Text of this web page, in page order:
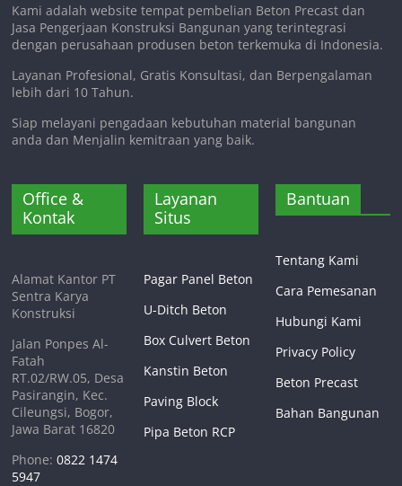
Kami adalah website tempat pembelian Beton Precast dan
Jasa Pengerjaan Konstruksi Bangunan yang terintegrasi
dengan perusahaan produsen beton terkemuka di Indonesia.
Layanan Profesional, Gratis Konsultasi, dan Berpengalaman
lebih dari 10 Tahun.
Siap melayani pengadaan kebutuhan material bangunan
anda dan Menjalin kemitraan yang baik.
Office &
Kontak
Alamat Kantor PT
Sentra Karya
Konstruksi
Jalan Ponpes Al-
Fatah
RT.02/RW.05, Desa
Pasirangin, Kec.
Cileungsi, Bogor,
Jawa Barat 16820
Phone:0822 1474
5947
Layanan
Situs
Pagar Panel Beton
U-Ditch Beton
Box Culvert Beton
Kanstin Beton
Paving Block
Pipa Beton RCP
Bantuan
Tentang Kami
Cara Pemesanan
Hubungi Kami
Privacy Policy
Beton Precast
Bahan Bangunan